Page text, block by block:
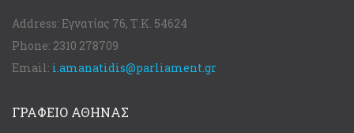
Address: Εγνατίας 76, Τ.Κ. 54624
Phone: 2310 278709
Email: i.amanatidis@parliament.gr
ΓΡΑΦΕΊΟ ΑΘΉΝΑΣ